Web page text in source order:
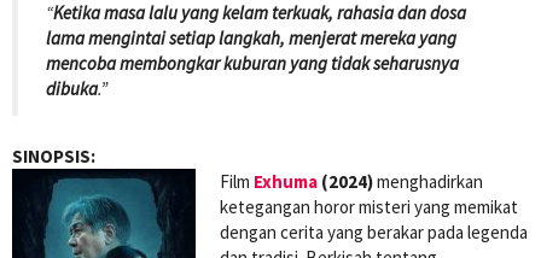
“Ketika masa lalu yang kelam terkuak, rahasia dan dosa
lama mengintai setiap langkah, menjerat mereka yang
mencoba membongkar kuburan yang tidak seharusnya
dibuka.”
SINOPSIS:
Film Exhuma (2024)menghadirkan
ketegangan horor misteri yang memikat
dengan cerita yang berakar pada legenda